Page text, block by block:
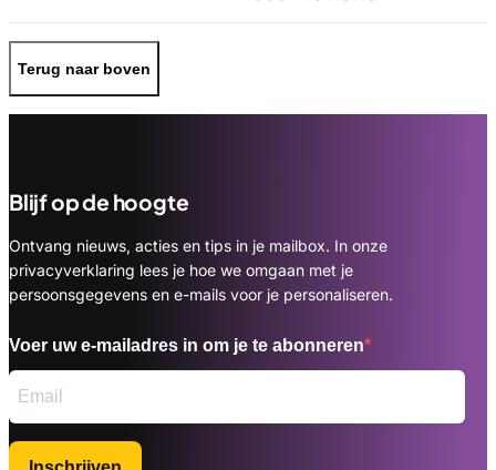
Terug naar boven
Blijf op de hoogte
Ontvang nieuws, acties en tips in je mailbox. In onze
privacyverklaring lees je hoe we omgaan met je
persoonsgegevens en e-mails voor je personaliseren.
Voer uw e-mailadres in om je te abonneren